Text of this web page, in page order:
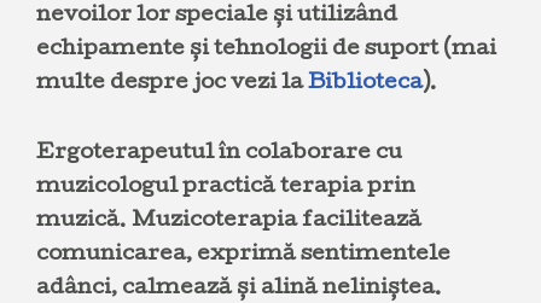
nevoilor lor speciale și utilizând
echipamente și tehnologii de suport (mai
multe despre joc vezi laBiblioteca).
Ergoterapeutul în colaborare cu
muzicologul practică terapia prin
muzică. Muzicoterapia facilitează
comunicarea, exprimă sentimentele
adânci, calmează și alină neliniștea.